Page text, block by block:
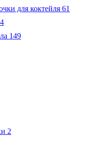
для коктейля 61
149
2